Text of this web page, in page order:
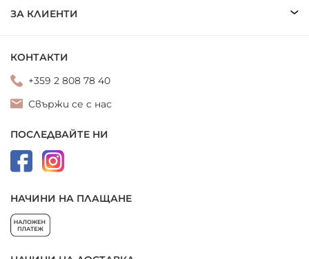
ЗА КЛИЕНТИ
КОНТАКТИ
+359 2 808 78 40
Свържи се с нас
ПОСЛЕДВАЙТЕ НИ
НАЧИНИ НА ПЛАЩАНЕ